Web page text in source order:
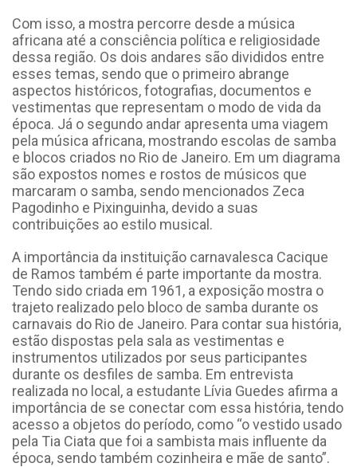
Com isso, a mostra percorre desde a música
africana até a consciência política e religiosidade
dessa região. Os dois andares são divididos entre
esses temas, sendo que o primeiro abrange
aspectos históricos, fotografias, documentos e
vestimentas que representam o modo de vida da
época. Já o segundo andar apresenta uma viagem
pela música africana, mostrando escolas de samba
e blocos criados no Rio de Janeiro. Em um diagrama
são expostos nomes e rostos de músicos que
marcaram o samba, sendo mencionados Zeca
Pagodinho e Pixinguinha, devido a suas
contribuições ao estilo musical.
A importância da instituição carnavalesca Cacique
de Ramos também é parte importante da mostra.
Tendo sido criada em 1961, a exposição mostra o
trajeto realizado pelo bloco de samba durante os
carnavais do Rio de Janeiro. Para contar sua história,
estão dispostas pela sala as vestimentas e
instrumentos utilizados por seus participantes
durante os desfiles de samba. Em entrevista
realizada no local, a estudante Lívia Guedes afirma a
importância de se conectar com essa história, tendo
acesso a objetos do período, como “o vestido usado
pela Tia Ciata que foi a sambista mais influente da
época, sendo também cozinheira e mãe de santo”.